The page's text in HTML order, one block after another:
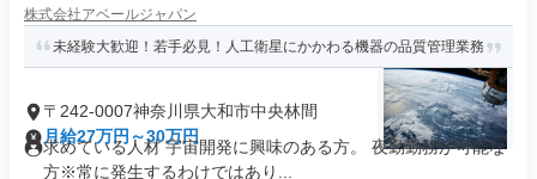
株式会社アベールジャパン
未経験大歓迎！若手必見！人工衛星にかかわる機器の品質管理業務
〒242-0007神奈川県大和市中央林間
月給27万円～30万円
求めている人材 宇宙開発に興味のある方。 夜勤勤務が可能な
方※常に発生するわけではあり...